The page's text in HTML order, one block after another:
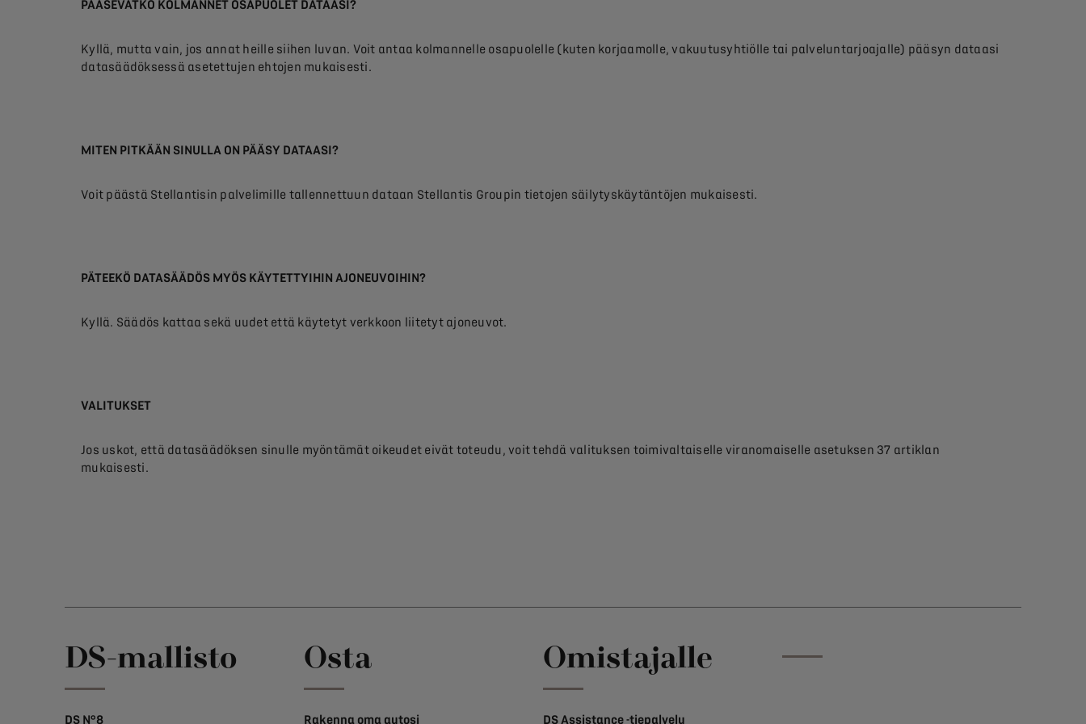
PÄÄSEVÄTKÖ KOLMANNET OSAPUOLET DATAASI?
Kyllä, mutta vain, jos annat heille siihen luvan. Voit antaa kolmannelle osapuolelle (kuten korjaamolle, vakuutusyhtiölle tai palveluntarjoajalle) pääsyn dataasi
datasäädöksessä asetettujen ehtojen mukaisesti.
MITEN PITKÄÄN SINULLA ON PÄÄSY DATAASI?
Voit päästä Stellantisin palvelimille tallennettuun dataan Stellantis Groupin tietojen säilytyskäytäntöjen mukaisesti.
PÄTEEKÖ DATASÄÄDÖS MYÖS KÄYTETTYIHIN AJONEUVOIHIN?
Kyllä. Säädös kattaa sekä uudet että käytetyt verkkoon liitetyt ajoneuvot.
VALITUKSET
Jos uskot, että datasäädöksen sinulle myöntämät oikeudet eivät toteudu, voit tehdä valituksen toimivaltaiselle viranomaiselle asetuksen 37 artiklan
mukaisesti.
DS-mallisto
DS N°8
Osta
Rakenna oma autosi
Omistajalle
DS Assistance -tiepalvelu